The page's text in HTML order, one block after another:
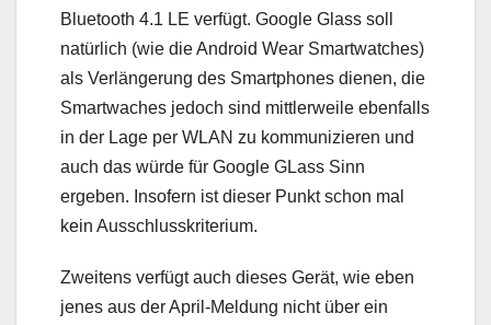
Bluetooth 4.1 LE verfügt. Google Glass soll
natürlich (wie die Android Wear Smartwatches)
als Verlängerung des Smartphones dienen, die
Smartwaches jedoch sind mittlerweile ebenfalls
in der Lage per WLAN zu kommunizieren und
auch das würde für Google GLass Sinn
ergeben. Insofern ist dieser Punkt schon mal
kein Ausschlusskriterium.
Zweitens verfügt auch dieses Gerät, wie eben
jenes aus der April-Meldung nicht über ein